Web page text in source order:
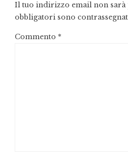
Il tuo indirizzo email non sarà
obbligatori sono
Commento *